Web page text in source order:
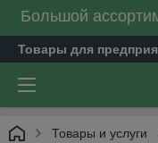
Большой
Товары для
Товары и услуги